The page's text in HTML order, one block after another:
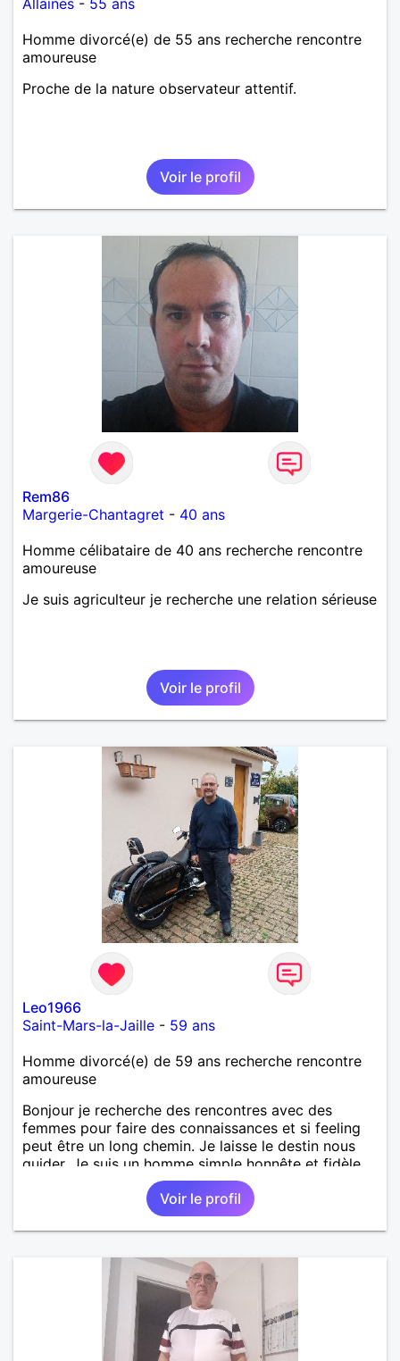
Homme divorcé(e) de 55 ans recherche rencontre
amoureuse
Proche de la nature observateur attentif.
Voir le profil
Rem86
Margerie-Chantagret - 40 ans
Homme célibataire de 40 ans recherche rencontre
amoureuse
Je suis agriculteur je recherche une relation sérieuse
Voir le profil
Leo1966
Saint-Mars-la-Jaille - 59 ans
Homme divorcé(e) de 59 ans recherche rencontre
amoureuse
Bonjour je recherche des rencontres avec des
femmes pour faire des connaissances et si feeling
peut être un long chemin. Je laisse le destin nous
guider. Je suis un homme simple honnête et fidèle.
Voir le profil